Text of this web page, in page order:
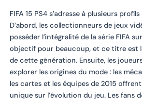
FIFA 15 PS4 s’adresse à plusieurs
D’abord, les collectionneurs de jeux
posséder l’intégralité de la série FIFA
objectif pour beaucoup, et ce titre est
de cette génération. Ensuite, les
explorer les origines du mode : les
les cartes et les équipes de 2015
unique sur l’évolution du jeu. Les fans